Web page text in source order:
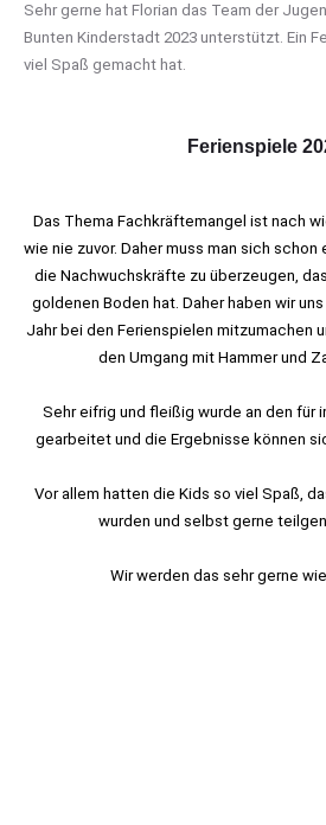
Sehr gerne hat Florian das Team der
Bunten Kinderstadt 2023 unterstützt. Ein
viel Spaß gemacht hat.
Ferienspiele
Das Thema Fachkräftemangel ist nach
wie nie zuvor. Daher muss man sich
die Nachwuchskräfte zu überzeugen,
goldenen Boden hat. Daher haben wir
Jahr bei den Ferienspielen mitzumachen
den Umgang mit Hammer und
Sehr eifrig und fleißig wurde an den für
gearbeitet und die Ergebnisse können
Vor allem hatten die Kids so viel Spaß,
wurden und selbst gerne
Wir werden das sehr gerne